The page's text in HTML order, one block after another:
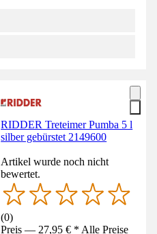
RIDDER Treteimer Pumba 5 l
silber gebürstet 2149600
Artikel wurde noch nicht
bewertet.
(0)
Preis — 27,95 € * Alle Preise